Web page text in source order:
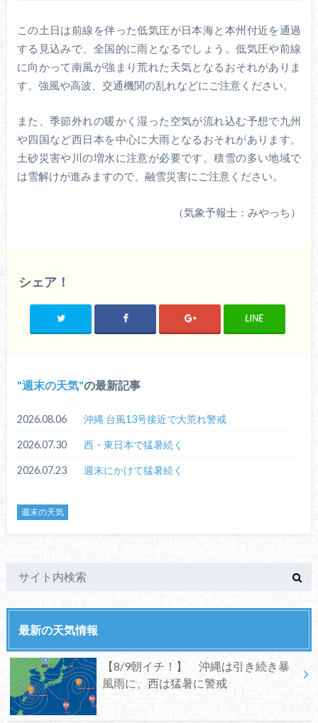
この土日は前線を伴った低気圧が日本海と本州付近を通過
する見込みで、全国的に雨となるでしょう。低気圧や前線
に向かって南風が強まり荒れた天気となるおそれがありま
す。強風や高波、交通機関の乱れなどにご注意ください。
また、季節外れの暖かく湿った空気が流れ込む予想で九州
や四国など西日本を中心に大雨となるおそれがあります。
土砂災害や川の増水に注意が必要です。積雪の多い地域で
は雪解けが進みますので、融雪災害にご注意ください。
（気象予報士：みやっち）
シェア！
LINE
週末の天気 の最新記事
2026.08.06 沖縄 台風13号接近で大荒れ警戒
2026.07.30 西・東日本で猛暑続く
2026.07.23 週末にかけて猛暑続く
週末の天気
最新の天気情報
【8/9朝イチ！】 沖縄は引き続き暴
風雨に、西は猛暑に警戒